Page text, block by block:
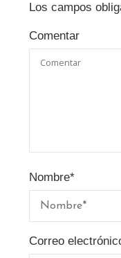
Los campos
Comentar
Nombre*
Correo